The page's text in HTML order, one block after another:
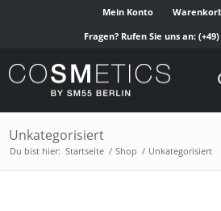
Mein Konto
Fragen? Rufen Sie uns an:
Unkategorisiert
Du bist hier: Startseite / Shop / Unkategorisiert